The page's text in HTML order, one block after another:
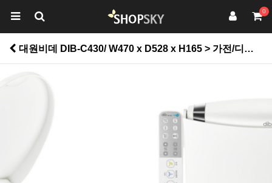
0
대원비데 DIB-C430/ W470 x D528 x H165 > 가전/디지탈